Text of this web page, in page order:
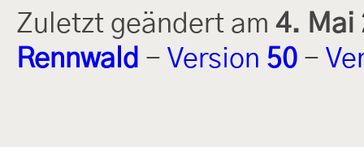
Zuletzt geändert am 4. Mai
Rennwald - Version 50 -